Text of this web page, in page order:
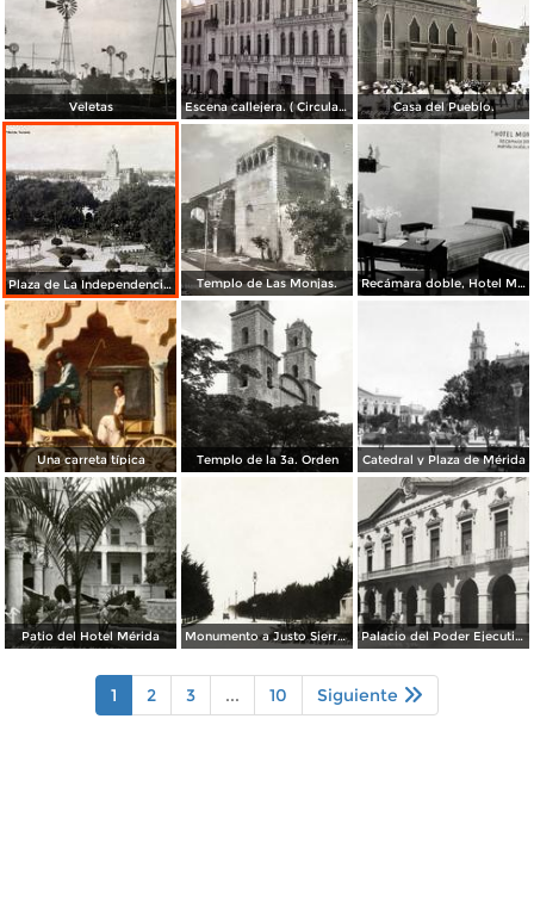
Veletas Escena callejera. ( Circulada el 24 de Febrero de 1910 ). Casa del Pueblo.
Plaza de La Independencia Mérida, Yucatán. Templo de Las Monjas. Recámara doble, Hotel Montejo
Una carreta típica Templo de la 3a. Orden Catedral y Plaza de Mérida
Patio del Hotel Mérida Monumento a Justo Sierra y Paseo Montejo Palacio del Poder Ejecutivo
1 2 3 ... 10 Siguiente